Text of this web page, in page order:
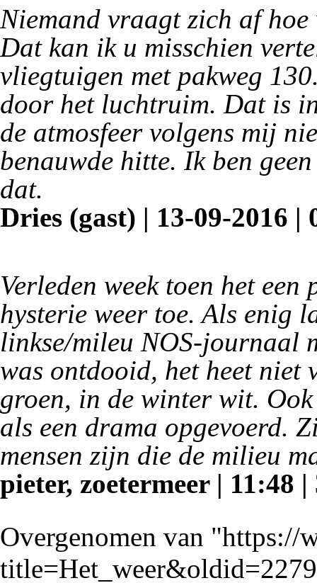
Niemand vraagt zich af
Dat kan ik u misschien
vliegtuigen met pakweg
door het luchtruim. Dat is
de atmosfeer volgens mij
benauwde hitte. Ik ben
dat.
Dries (gast) | 13-09-2016 |
Verleden week toen het
hysterie weer toe. Als enig
linkse/mileu NOS-journaal
was ontdooid, het heet niet
groen, in de winter wit.
als een drama opgevoerd.
mensen zijn die de milieu
pieter, zoetermeer | 11:48 |
Overgenomen van "https://